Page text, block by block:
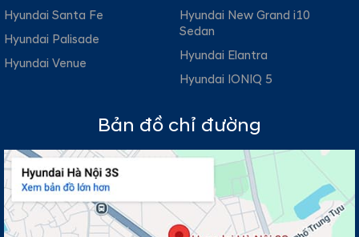
Hyundai Santa Fe
Hyundai Palisade
Hyundai Venue
Hyundai New Grand i10
Sedan
Hyundai Elantra
Hyundai IONIQ 5
Bản đồ chỉ đường